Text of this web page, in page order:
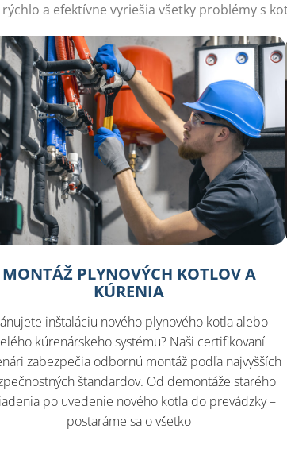
a efektívne vyriešia všetky problémy s
MONTÁŽ PLYNOVÝCH KOTLOV A
KÚRENIA
inštaláciu nového plynového kotla alebo
kúrenárskeho systému? Naši certifikovaní
zabezpečia odbornú montáž podľa najvyšších
štandardov. Od demontáže starého
po uvedenie nového kotla do prevádzky –
postaráme sa o všetko